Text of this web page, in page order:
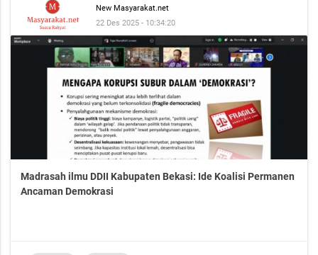
New Masyarakat.net
22 Des 2025 - 10:34:20
Madrasah ilmu DDII Kabupaten Bekasi: Ide Koalisi Permanen
Ancaman Demokrasi